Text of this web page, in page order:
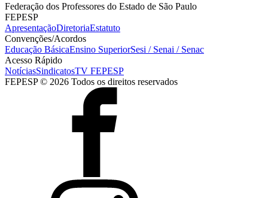
Federação dos Professores do Estado de São Paulo
FEPESP
ApresentaçãoDiretoriaEstatuto
Convenções/Acordos
Educação BásicaEnsino SuperiorSesi / Senai / Senac
Acesso Rápido
NotíciasSindicatosTV FEPESP
FEPESP © 2026 Todos os direitos reservados